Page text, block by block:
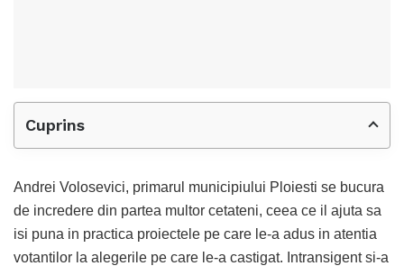
Cuprins
Andrei Volosevici, primarul municipiului Ploiesti se bucura
de incredere din partea multor cetateni, ceea ce il ajuta sa
isi puna in practica proiectele pe care le-a adus in atentia
votantilor la alegerile pe care le-a castigat. Intransigent si-a